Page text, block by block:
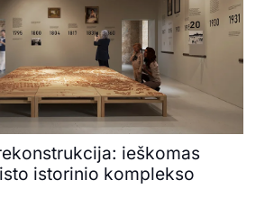
ieškomas
istorinio komplekso